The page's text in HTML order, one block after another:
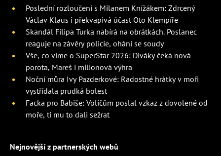
Poslední rozloučení s Milanem Knížákem: Zdrcený
Václav Klaus i překvapivá účast Oto Klempíře
Skandál Filipa Turka nabírá na obrátkách. Poslanec
reaguje na závěry policie, ohání se soudy
Vše, co víme o SuperStar 2026: Diváky čeká nová
porota, Mareš i milionová výhra
Noční můra Ivy Pazderkové: Radostné hrátky v moři
vystřídala prudká bolest
Facka pro Babiše: Voličům poslal vzkaz z dovolené od
moře, ti mu to dali sežrat
Nejnovější z partnerských webů